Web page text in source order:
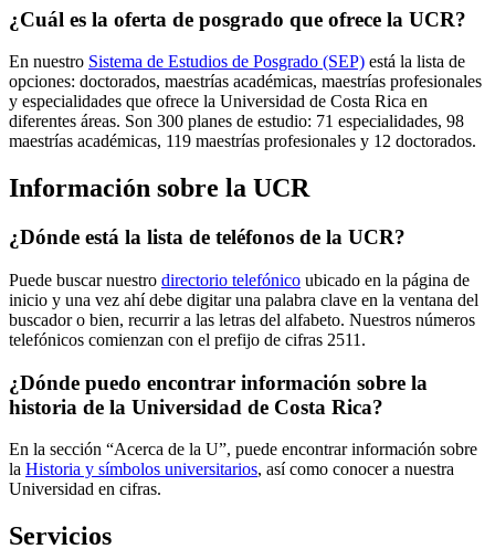
¿Cuál es la oferta de posgrado que ofrece la UCR?
En nuestro Sistema de Estudios de Posgrado (SEP) está la lista de
opciones: doctorados, maestrías académicas, maestrías profesionales
y especialidades que ofrece la Universidad de Costa Rica en
diferentes áreas. Son 300 planes de estudio: 71 especialidades, 98
maestrías académicas, 119 maestrías profesionales y 12 doctorados.
Información sobre la UCR
¿Dónde está la lista de teléfonos de la UCR?
Puede buscar nuestro directorio telefónico ubicado en la página de
inicio y una vez ahí debe digitar una palabra clave en la ventana del
buscador o bien, recurrir a las letras del alfabeto. Nuestros números
telefónicos comienzan con el prefijo de cifras 2511.
¿Dónde puedo encontrar información sobre la
historia de la Universidad de Costa Rica?
En la sección “Acerca de la U”, puede encontrar información sobre
la Historia y símbolos universitarios, así como conocer a nuestra
Universidad en cifras.
Servicios